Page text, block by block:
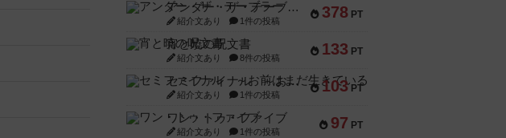
378 PT
アンダー・ザ・テーブラー
紹介文あり 1件の投稿
133 PT
宵と暁の呪文書
紹介文あり 8件の投稿
103 PT
セミファイナル ～お前はまだ生きている～
紹介文あり 1件の投稿
97 PT
ワン・トゥ・ファイブ
紹介文あり 1件の投稿